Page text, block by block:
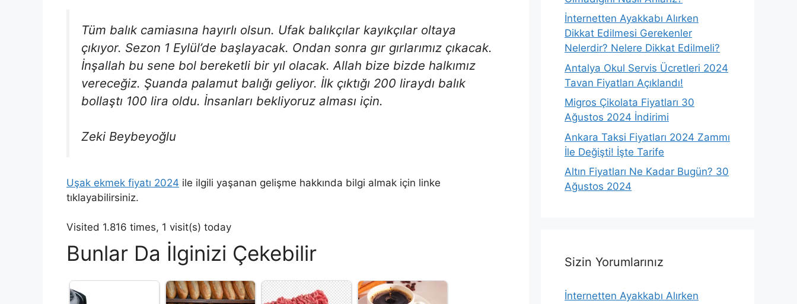
Tüm balık camiasına hayırlı olsun. Ufak balıkçılar kayıkçılar oltaya
çıkıyor. Sezon 1 Eylül’de başlayacak. Ondan sonra gır gırlarımız çıkacak.
İnşallah bu sene bol bereketli bir yıl olacak. Allah bize bizde halkımız
vereceğiz. Şuanda palamut balığı geliyor. İlk çıktığı 200 liraydı balık
bollaştı 100 lira oldu. İnsanları bekliyoruz alması için.
Zeki Beybeyoğlu
Uşak ekmek fiyatı 2024 ile ilgili yaşanan gelişme hakkında bilgi almak için linke
tıklayabilirsiniz.
Visited 1.816 times, 1 visit(s) today
Bunlar Da İlginizi Çekebilir
İnternetten Ayakkabı Alırken
Dikkat Edilmesi Gerekenler
Nelerdir? Nelere Dikkat Edilmeli?
Antalya Okul Servis Ücretleri 2024
Tavan Fiyatları Açıklandı!
Migros Çikolata Fiyatları 30
Ağustos 2024 İndirimi
Ankara Taksi Fiyatları 2024 Zammı
İle Değişti! İşte Tarife
Altın Fiyatları Ne Kadar Bugün? 30
Ağustos 2024
Sizin Yorumlarınız
İnternetten Ayakkabı Alırken